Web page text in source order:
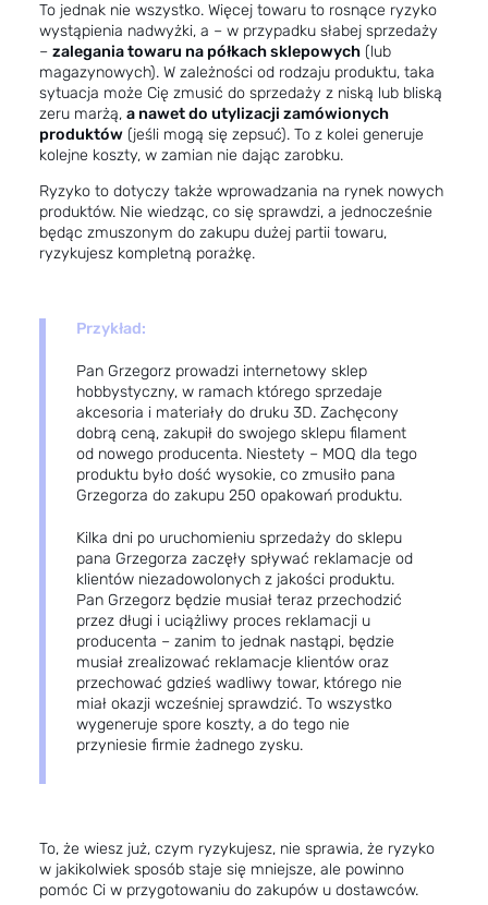
To jednak nie wszystko. Więcej towaru to rosnące ryzyko
wystąpienia nadwyżki, a – w przypadku słabej sprzedaży
– zalegania towaru na półkach sklepowych (lub
magazynowych). W zależności od rodzaju produktu, taka
sytuacja może Cię zmusić do sprzedaży z niską lub bliską
zeru marżą, a nawet do utylizacji zamówionych
produktów (jeśli mogą się zepsuć). To z kolei generuje
kolejne koszty, w zamian nie dając zarobku.
Ryzyko to dotyczy także wprowadzania na rynek nowych
produktów. Nie wiedząc, co się sprawdzi, a jednocześnie
będąc zmuszonym do zakupu dużej partii towaru,
ryzykujesz kompletną porażkę.
Przykład:
Pan Grzegorz prowadzi internetowy sklep
hobbystyczny, w ramach którego sprzedaje
akcesoria i materiały do druku 3D. Zachęcony
dobrą ceną, zakupił do swojego sklepu filament
od nowego producenta. Niestety – MOQ dla tego
produktu było dość wysokie, co zmusiło pana
Grzegorza do zakupu 250 opakowań produktu.
Kilka dni po uruchomieniu sprzedaży do sklepu
pana Grzegorza zaczęły spływać reklamacje od
klientów niezadowolonych z jakości produktu.
Pan Grzegorz będzie musiał teraz przechodzić
przez długi i uciążliwy proces reklamacji u
producenta – zanim to jednak nastąpi, będzie
musiał zrealizować reklamacje klientów oraz
przechować gdzieś wadliwy towar, którego nie
miał okazji wcześniej sprawdzić. To wszystko
wygeneruje spore koszty, a do tego nie
przyniesie firmie żadnego zysku.
To, że wiesz już, czym ryzykujesz, nie sprawia, że ryzyko
w jakikolwiek sposób staje się mniejsze, ale powinno
pomóc Ci w przygotowaniu do zakupów u dostawców.